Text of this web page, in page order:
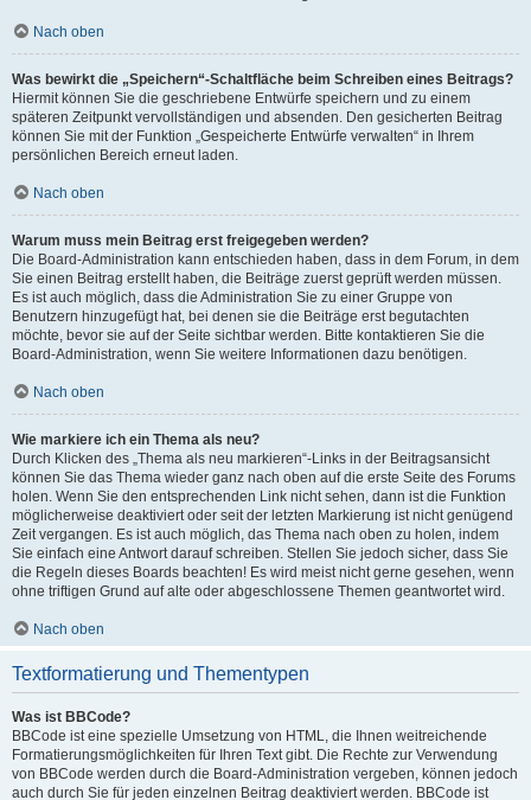
Nach oben
Was bewirkt die „Speichern“-Schaltfläche beim Schreiben eines Beitrags?
Hiermit können Sie die geschriebene Entwürfe speichern und zu einem
späteren Zeitpunkt vervollständigen und absenden. Den gesicherten Beitrag
können Sie mit der Funktion „Gespeicherte Entwürfe verwalten“ in Ihrem
persönlichen Bereich erneut laden.
Nach oben
Warum muss mein Beitrag erst freigegeben werden?
Die Board-Administration kann entschieden haben, dass in dem Forum, in dem
Sie einen Beitrag erstellt haben, die Beiträge zuerst geprüft werden müssen.
Es ist auch möglich, dass die Administration Sie zu einer Gruppe von
Benutzern hinzugefügt hat, bei denen sie die Beiträge erst begutachten
möchte, bevor sie auf der Seite sichtbar werden. Bitte kontaktieren Sie die
Board-Administration, wenn Sie weitere Informationen dazu benötigen.
Nach oben
Wie markiere ich ein Thema als neu?
Durch Klicken des „Thema als neu markieren“-Links in der Beitragsansicht
können Sie das Thema wieder ganz nach oben auf die erste Seite des Forums
holen. Wenn Sie den entsprechenden Link nicht sehen, dann ist die Funktion
möglicherweise deaktiviert oder seit der letzten Markierung ist nicht genügend
Zeit vergangen. Es ist auch möglich, das Thema nach oben zu holen, indem
Sie einfach eine Antwort darauf schreiben. Stellen Sie jedoch sicher, dass Sie
die Regeln dieses Boards beachten! Es wird meist nicht gerne gesehen, wenn
ohne triftigen Grund auf alte oder abgeschlossene Themen geantwortet wird.
Nach oben
Textformatierung und Thementypen
Was ist BBCode?
BBCode ist eine spezielle Umsetzung von HTML, die Ihnen weitreichende
Formatierungsmöglichkeiten für Ihren Text gibt. Die Rechte zur Verwendung
von BBCode werden durch die Board-Administration vergeben, können jedoch
auch durch Sie für jeden einzelnen Beitrag deaktiviert werden. BBCode ist